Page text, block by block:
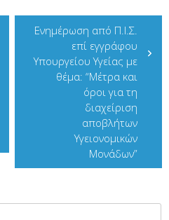
Ενημέρωση από Π.Ι.Σ.
επί εγγράφου
Υπουργείου Υγείας με
θέμα: “Μέτρα και
όροι για τη
διαχείριση
αποβλήτων
Υγειονομικών
Μονάδων”